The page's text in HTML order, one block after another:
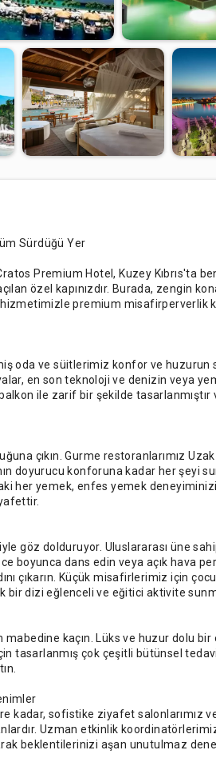
Sürdüğü Yer
Premium Hotel, Kuzey Kıbrıs'ta
özel kapınızdır. Burada, zengin
premium misafirperverlik
oda ve süitlerimiz konfor ve huzurun
en son teknoloji ve denizin veya
ile zarif bir şekilde tasarlanmıştır
çıkın. Gurme restoranlarımız
doyurucu konforuna kadar her şeyi
her yemek, enfes yemek
göz dolduruyor. Uluslararası üne
boyunca dans edin veya açık hava
çıkarın. Küçük misafirlerimiz için
dizi eğlenceli ve eğitici aktivite
kaçın. Lüks ve huzur dolu bir
tasarlanmış çok çeşitli bütünsel
kadar, sofistike ziyafet salonlarımız
Uzman etkinlik koordinatörlerimiz,
beklentilerinizi aşan unutulmaz